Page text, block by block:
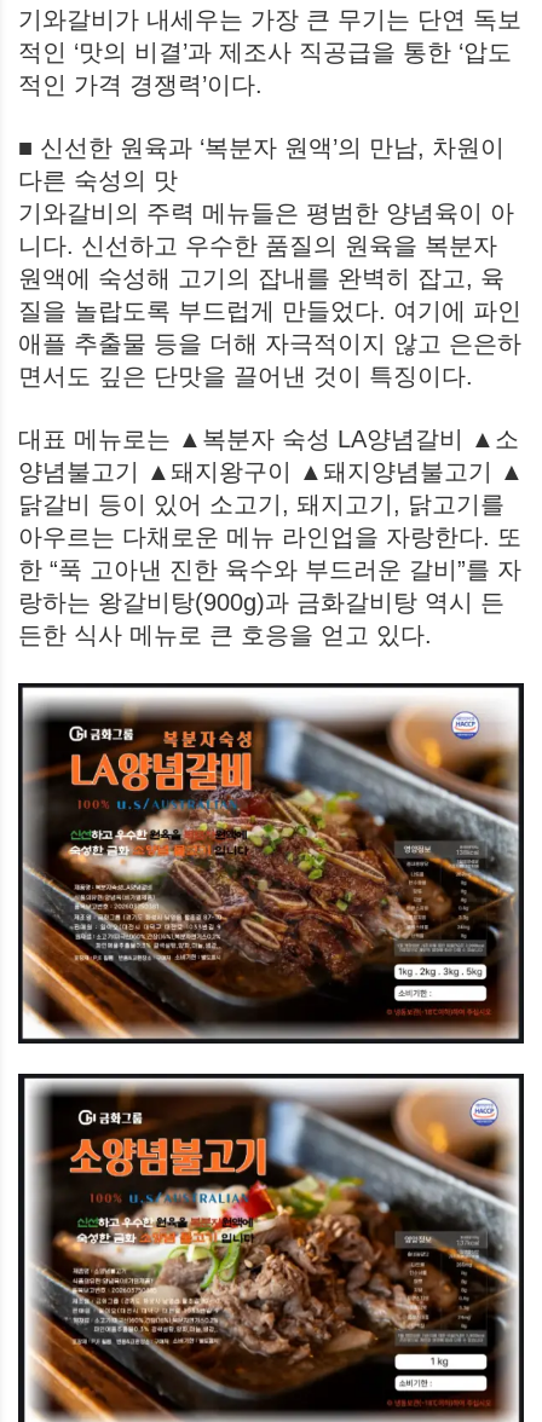
기와갈비가 내세우는 가장 큰 무기는 단연 독보
적인 ‘맛의 비결’과 제조사 직공급을 통한 ‘압도
적인 가격 경쟁력’이다.
■ 신선한 원육과 ‘복분자 원액’의 만남, 차원이
다른 숙성의 맛
기와갈비의 주력 메뉴들은 평범한 양념육이 아
니다. 신선하고 우수한 품질의 원육을 복분자
원액에 숙성해 고기의 잡내를 완벽히 잡고, 육
질을 놀랍도록 부드럽게 만들었다. 여기에 파인
애플 추출물 등을 더해 자극적이지 않고 은은하
면서도 깊은 단맛을 끌어낸 것이 특징이다.
대표 메뉴로는 ▲복분자 숙성 LA양념갈비 ▲소
양념불고기 ▲돼지왕구이 ▲돼지양념불고기 ▲
닭갈비 등이 있어 소고기, 돼지고기, 닭고기를
아우르는 다채로운 메뉴 라인업을 자랑한다. 또
한 “푹 고아낸 진한 육수와 부드러운 갈비”를 자
랑하는 왕갈비탕(900g)과 금화갈비탕 역시 든
든한 식사 메뉴로 큰 호응을 얻고 있다.